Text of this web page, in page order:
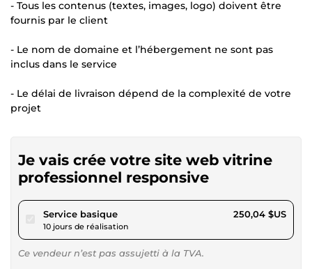
- Tous les contenus (textes, images, logo) doivent être
fournis par le client
- Le nom de domaine et l’hébergement ne sont pas
inclus dans le service
- Le délai de livraison dépend de la complexité de votre
projet
Je vais crée votre site web vitrine
professionnel responsive
Service basiquepour 230,45 $US
10 jours de réalisation
250,04 $US
Ce vendeur n’est pas assujetti à la TVA.